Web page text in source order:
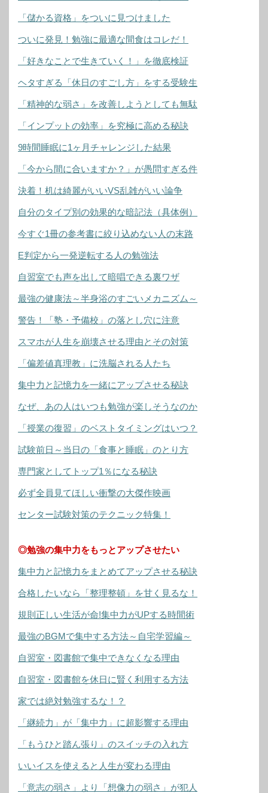
「儲かる資格」をついに見つけました
ついに発見！勉強に最適な間食はコレだ！
「好きなことで生きていく！」を徹底検証
ヘタすぎる「休日のすごし方」をする受験生
「精神的な弱さ」を改善しようとしても無駄
「インプットの効率」を究極に高める秘訣
9時間睡眠に1ヶ月チャレンジした結果
「今から間に合いますか？」が愚問すぎる件
決着！机は綺麗がいいVS乱雑がいい論争
自分のタイプ別の効果的な暗記法（具体例）
今すぐ1冊の参考書に絞り込めない人の末路
E判定から一発逆転する人の勉強法
自習室でも声を出して暗唱できる裏ワザ
最強の健康法～半身浴のすごいメカニズム～
警告！「塾・予備校」の落とし穴に注意
スマホが人生を崩壊させる理由とその対策
「偏差値真理教」に洗脳される人たち
集中力と記憶力を一緒にアップさせる秘訣
なぜ、あの人はいつも勉強が楽しそうなのか
「授業の復習」のベストタイミングはいつ？
試験前日～当日の「食事と睡眠」のとり方
専門家としてトップ1％になる秘訣
必ず全員見てほしい衝撃の大傑作映画
センター試験対策のテクニック特集！
◎勉強の集中力をもっとアップさせたい
集中力と記憶力をまとめてアップさせる秘訣
合格したいなら「整理整頓」を甘く見るな！
規則正しい生活が命!集中力がUPする時間術
最強のBGMで集中する方法～自宅学習編～
自習室・図書館で集中できなくなる理由
自習室・図書館を休日に賢く利用する方法
家では絶対勉強するな！？
「継続力」が「集中力」に超影響する理由
「もうひと踏ん張り」のスイッチの入れ方
いいイスを使えると人生が変わる理由
「意志の弱さ」より「想像力の弱さ」が犯人